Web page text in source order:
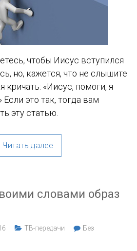
чтобы Иисус вступился
но, кажется, что не слышите
кричать: «Иисус, помоги, я
это так, тогда вам
эту статью.
Читать далее
словами образ
ТВ-передачи
Без